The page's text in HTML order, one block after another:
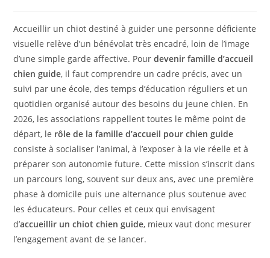
Accueillir un chiot destiné à guider une personne déficiente
visuelle relève d’un bénévolat très encadré, loin de l’image
d’une simple garde affective. Pourdevenir famille d’accueil
chien guide, il faut comprendre un cadre précis, avec un
suivi par une école, des temps d’éducation réguliers et un
quotidien organisé autour des besoins du jeune chien. En
2026, les associations rappellent toutes le même point de
départ, le rôle de la famille d’accueil pour chien guide
consiste à socialiser l’animal, à l’exposer à la vie réelle et à
préparer son autonomie future. Cette mission s’inscrit dans
un parcours long, souvent sur deux ans, avec une première
phase à domicile puis une alternance plus soutenue avec
les éducateurs. Pour celles et ceux qui envisagent
d’accueillir un chiot chien guide, mieux vaut donc mesurer
l’engagement avant de se lancer.